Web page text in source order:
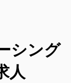
シング
人